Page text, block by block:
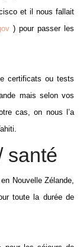
et il nous fallait
) pour passer les
certificats ou tests
mais selon vos
cas, on nous l’a
santé
Nouvelle Zélande,
toute la durée de